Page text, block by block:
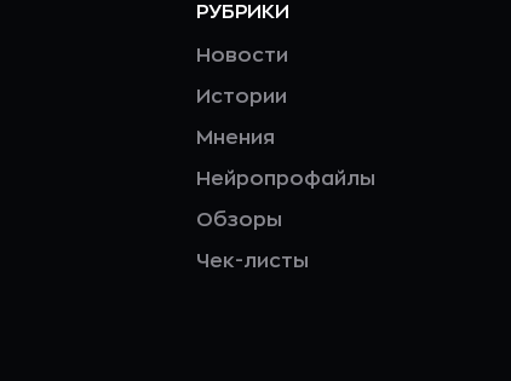
РУБРИКИ
Новости
Истории
Мнения
Нейропрофайлы
Обзоры
Чек-листы